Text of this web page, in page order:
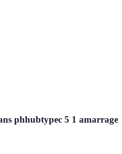
phhubtypec 5 1 amarrage